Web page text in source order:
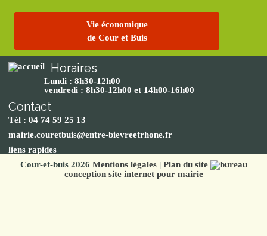
Vie économique
de Cour et Buis
Horaires
Lundi : 8h30-12h00
vendredi : 8h30-12h00 et 14h00-16h00
Contact
Tél : 04 74 59 25 13
mairie.couretbuis@entre-bievreetrhone.fr
liens rapides
Cour-et-buis 2026 Mentions légales| Plan du site
conception site internet pour mairie